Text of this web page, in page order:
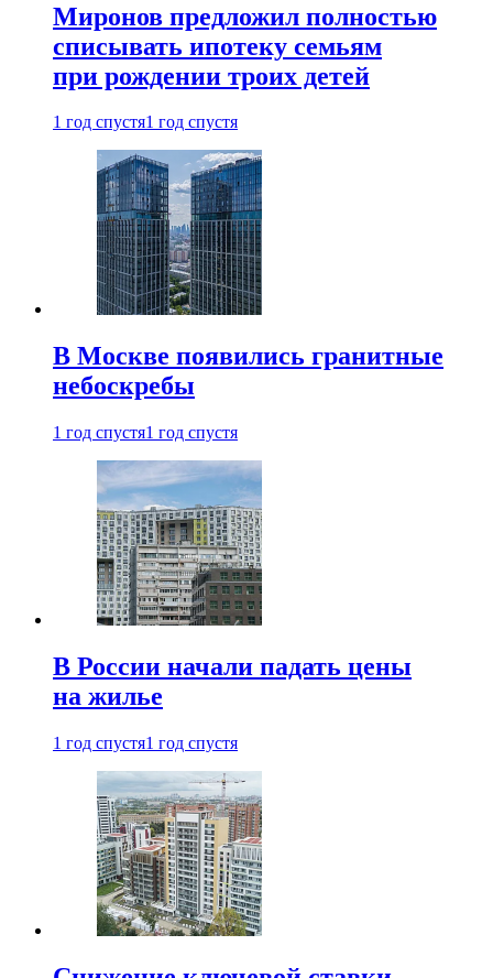
Миронов предложил полностью
списывать ипотеку семьям
при рождении троих детей
1 год спустя1 год спустя
В Москве появились гранитные
небоскребы
1 год спустя1 год спустя
В России начали падать цены
на жилье
1 год спустя1 год спустя